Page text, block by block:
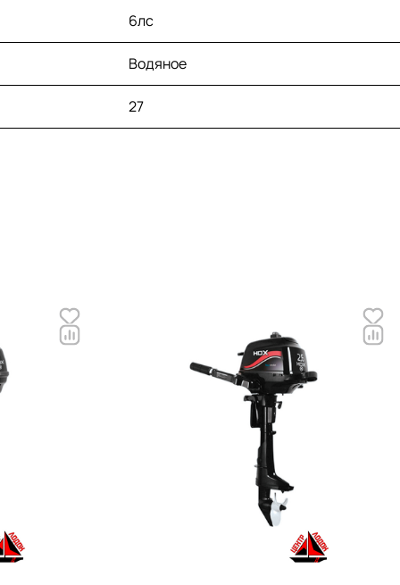
6лс
Водяное
27